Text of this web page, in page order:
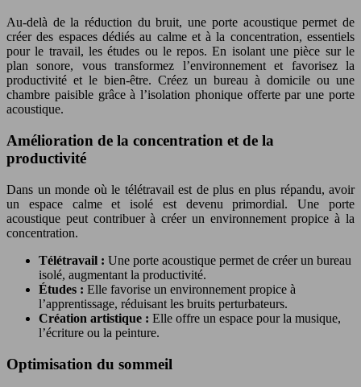
Au-delà de la réduction du bruit, une porte acoustique permet de
créer des espaces dédiés au calme et à la concentration, essentiels
pour le travail, les études ou le repos. En isolant une pièce sur le
plan sonore, vous transformez l’environnement et favorisez la
productivité et le bien-être. Créez un bureau à domicile ou une
chambre paisible grâce à l’isolation phonique offerte par une porte
acoustique.
Amélioration de la concentration et de la
productivité
Dans un monde où le télétravail est de plus en plus répandu, avoir
un espace calme et isolé est devenu primordial. Une porte
acoustique peut contribuer à créer un environnement propice à la
concentration.
Télétravail : Une porte acoustique permet de créer un bureau
isolé, augmentant la productivité.
Études : Elle favorise un environnement propice à
l’apprentissage, réduisant les bruits perturbateurs.
Création artistique : Elle offre un espace pour la musique,
l’écriture ou la peinture.
Optimisation du sommeil